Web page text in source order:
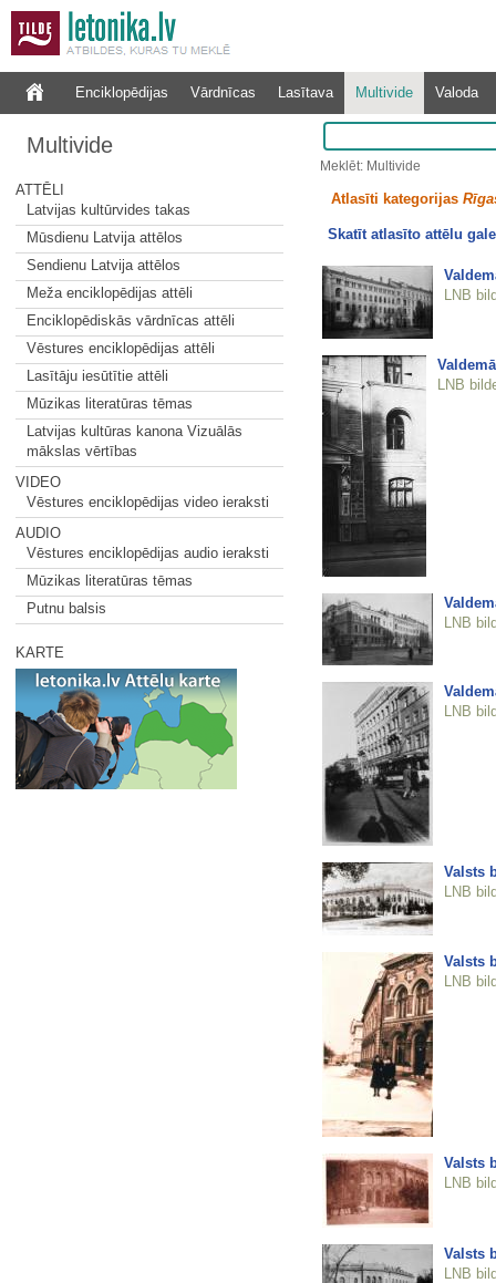
Enciklopēdijas Vārdnīcas Lasītava Multivide Valoda
Multivide
ATTĒLI
Latvijas kultūrvides takas
Mūsdienu Latvija attēlos
Sendienu Latvija attēlos
Meža enciklopēdijas attēli
Enciklopēdiskās vārdnīcas attēli
Vēstures enciklopēdijas attēli
Lasītāju iesūtītie attēli
Mūzikas literatūras tēmas
Latvijas kultūras kanona Vizuālās
mākslas vērtības
VIDEO
Vēstures enciklopēdijas video ieraksti
AUDIO
Vēstures enciklopēdijas audio ieraksti
Mūzikas literatūras tēmas
Putnu balsis
KARTE
Meklēt: Multivide
Atlasīti kategorijas
Skatīt atlasīto attēlu
LNB
LNB
LNB
LNB
Valsts
LNB
Valsts
LNB
Valsts
LNB
Valsts
LNB